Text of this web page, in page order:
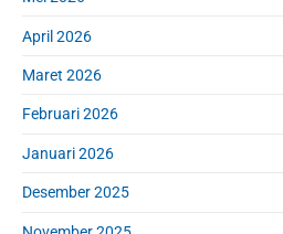
b
a
April 2026
Maret 2026
Februari 2026
Januari 2026
Desember 2025